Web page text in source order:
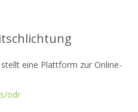
eine Plattform zur Online-
odr